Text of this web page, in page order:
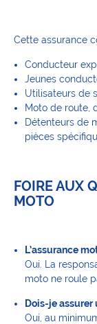
Cette assurance
Conducteur
Jeunes
Utilisateurs de
Moto de route,
Détenteurs de
pièces
FOIRE AUX
MOTO
L’assurance
Oui. La
moto ne roule
Dois-je
Oui, au